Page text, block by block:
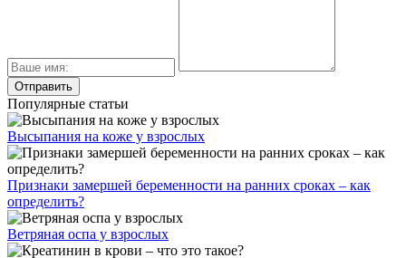
Популярные статьи
Высыпания на коже у взрослых
Признаки замершей беременности на ранних сроках – как
определить?
Ветряная оспа у взрослых